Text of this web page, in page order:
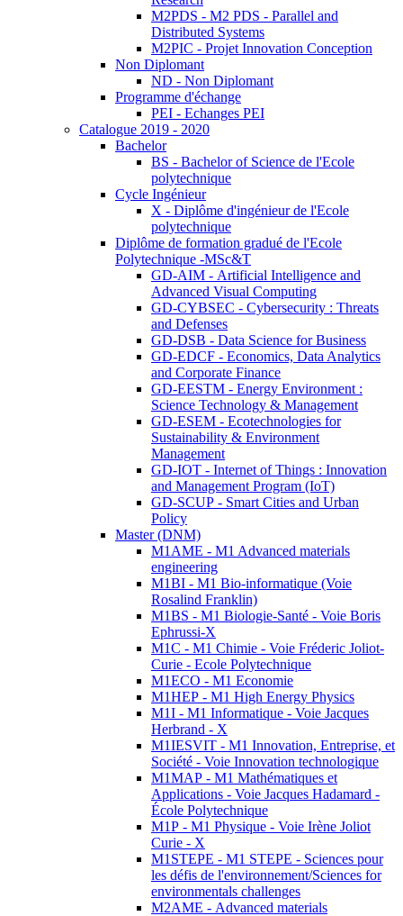
M2PDS - M2 PDS - Parallel and
Distributed Systems
M2PIC - Projet Innovation Conception
Non Diplomant
ND - Non Diplomant
Programme d'échange
PEI - Echanges PEI
Catalogue 2019 - 2020
Bachelor
BS - Bachelor of Science de l'Ecole
polytechnique
Cycle Ingénieur
X - Diplôme d'ingénieur de l'Ecole
polytechnique
Diplôme de formation gradué de l'Ecole
Polytechnique -MSc&T
GD-AIM - Artificial Intelligence and
Advanced Visual Computing
GD-CYBSEC - Cybersecurity : Threats
and Defenses
GD-DSB - Data Science for Business
GD-EDCF - Economics, Data Analytics
and Corporate Finance
GD-EESTM - Energy Environment :
Science Technology & Management
GD-ESEM - Ecotechnologies for
Sustainability & Environment
Management
GD-IOT - Internet of Things : Innovation
and Management Program (IoT)
GD-SCUP - Smart Cities and Urban
Policy
Master (DNM)
M1AME - M1 Advanced materials
engineering
M1BI - M1 Bio-informatique (Voie
Rosalind Franklin)
M1BS - M1 Biologie-Santé - Voie Boris
Ephrussi-X
M1C - M1 Chimie - Voie Fréderic Joliot-
Curie - Ecole Polytechnique
M1ECO - M1 Economie
M1HEP - M1 High Energy Physics
M1I - M1 Informatique - Voie Jacques
Herbrand - X
M1IESVIT - M1 Innovation, Entreprise, et
Société - Voie Innovation technologique
M1MAP - M1 Mathématiques et
Applications - Voie Jacques Hadamard -
École Polytechnique
M1P - M1 Physique - Voie Irène Joliot
Curie - X
M1STEPE - M1 STEPE - Sciences pour
les défis de l'environnement/Sciences for
environmentals challenges
M2AME - Advanced materials